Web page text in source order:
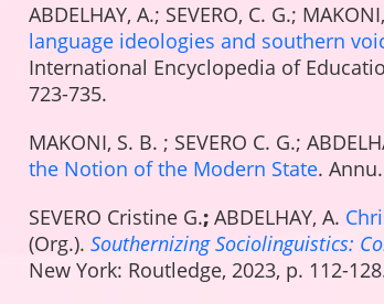
ABDELHAY, A.; SEVERO, C. G.;
language ideologies and southern
International Encyclopedia of
723-735.
MAKONI, S. B. ; SEVERO C. G.;
the Notion of the Modern State.
SEVERO Cristine G.; ABDELHAY, A.
(Org.). Southernizing Sociolinguistics:
New York: Routledge, 2023, p. 112-